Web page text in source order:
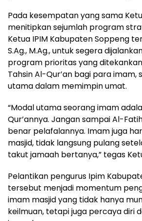
Pada kesempatan yang sama
menitipkan sejumlah program
Ketua IPIM Kabupaten Soppeng
S.Ag., M.Ag., untuk segera
program prioritas yang
Tahsin Al-Qur’an bagi para imam,
utama dalam memimpin umat.
“Modal utama seorang imam
Qur’annya. Jangan sampai Al-
benar pelafalannya. Imam juga
masjid, tidak langsung pulang
takut jamaah bertanya,” tegas
Pelantikan pengurus Ipim
tersebut menjadi momentum
imam masjid yang tidak hanya
keilmuan, tetapi juga percaya diri